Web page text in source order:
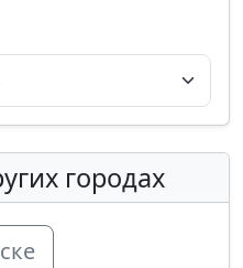
городах